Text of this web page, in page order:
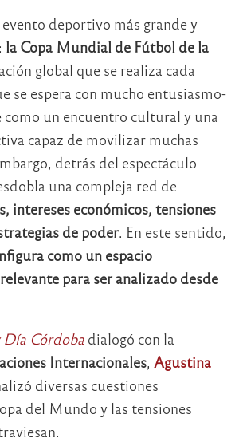
deportivo más grande y
la Copa Mundial de Fútbol de la
global que se realiza cada
se espera con mucho entusiasmo-
como un encuentro cultural y una
capaz de movilizar muchas
detrás del espectáculo
una compleja red de
intereses económicos, tensiones
de poder. En este sentido,
como un espacio
para ser analizado desde
Día Córdoba dialogó con la
Internacionales, Agustina
diversas cuestiones
del Mundo y las tensiones